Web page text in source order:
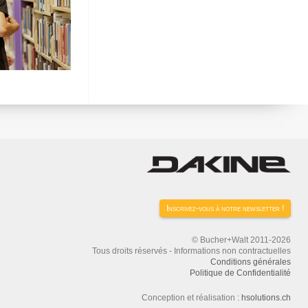
Inscrivez-vous à notre newsletter !
© Bucher+Walt 2011-2026
Tous droits réservés - Informations non contractuelles
Conditions générales
Politique de Confidentialité
Conception et réalisation : hsolutions.ch